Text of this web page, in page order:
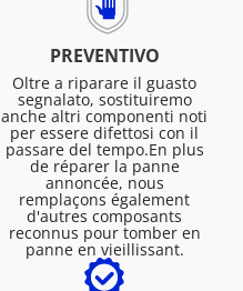
PREVENTIVO
Oltre a riparare il guasto
segnalato, sostituiremo
anche altri componenti noti
per essere difettosi con il
passare del tempo.En plus
de réparer la panne
annoncée, nous
remplaçons également
d'autres composants
reconnus pour tomber en
panne en vieillissant.